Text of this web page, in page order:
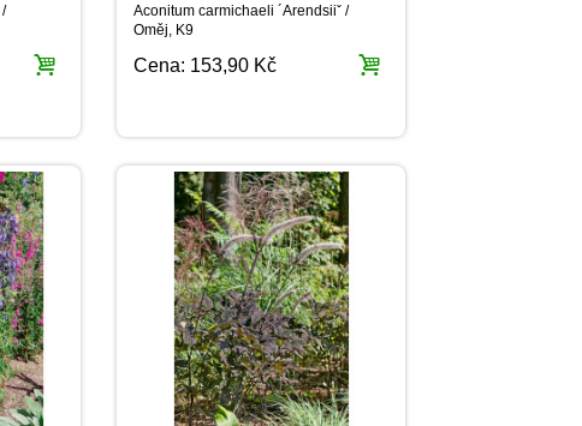
Aconitum carmichaeli ´Arendsiiˇ /
Oměj, K9
Cena: 153,90 Kč